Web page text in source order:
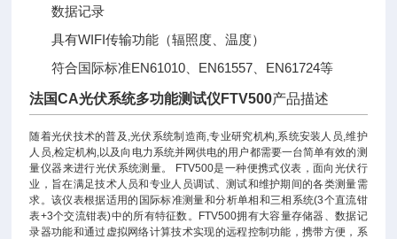
数据记录
具有WIFI传输功能（辐照度、温度）
符合国际标准EN61010、EN61557、EN61724等
法国CA光伏系统多功能测试仪FTV500产品描述
随着光伏技术的普及,光伏系统制造商,专业研究机构,系统安装人员,维护
人员,检定机构,以及向电力系统并网供电的用户都需要一台简单有效的测
量仪器来进行光伏系统测量。 FTV500是一种便携式仪表，面向光伏行
业，旨在满足技术人员和专业人员调试、测试和维护期间的各类测量需
求。该仪表根据适用的国际标准测量和分析单相和三相系统(3个直流钳
表+3个交流钳表)中的所有特征数。FTV500拥有大容量存储器、数据记
录器功能和通过虚拟网络计算技术实现的远程控制功能，携带方便，系